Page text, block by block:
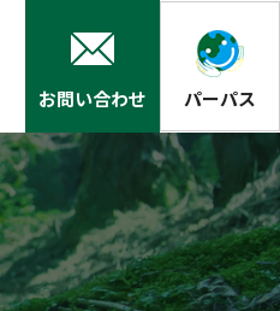
お問い合わせ パーパス